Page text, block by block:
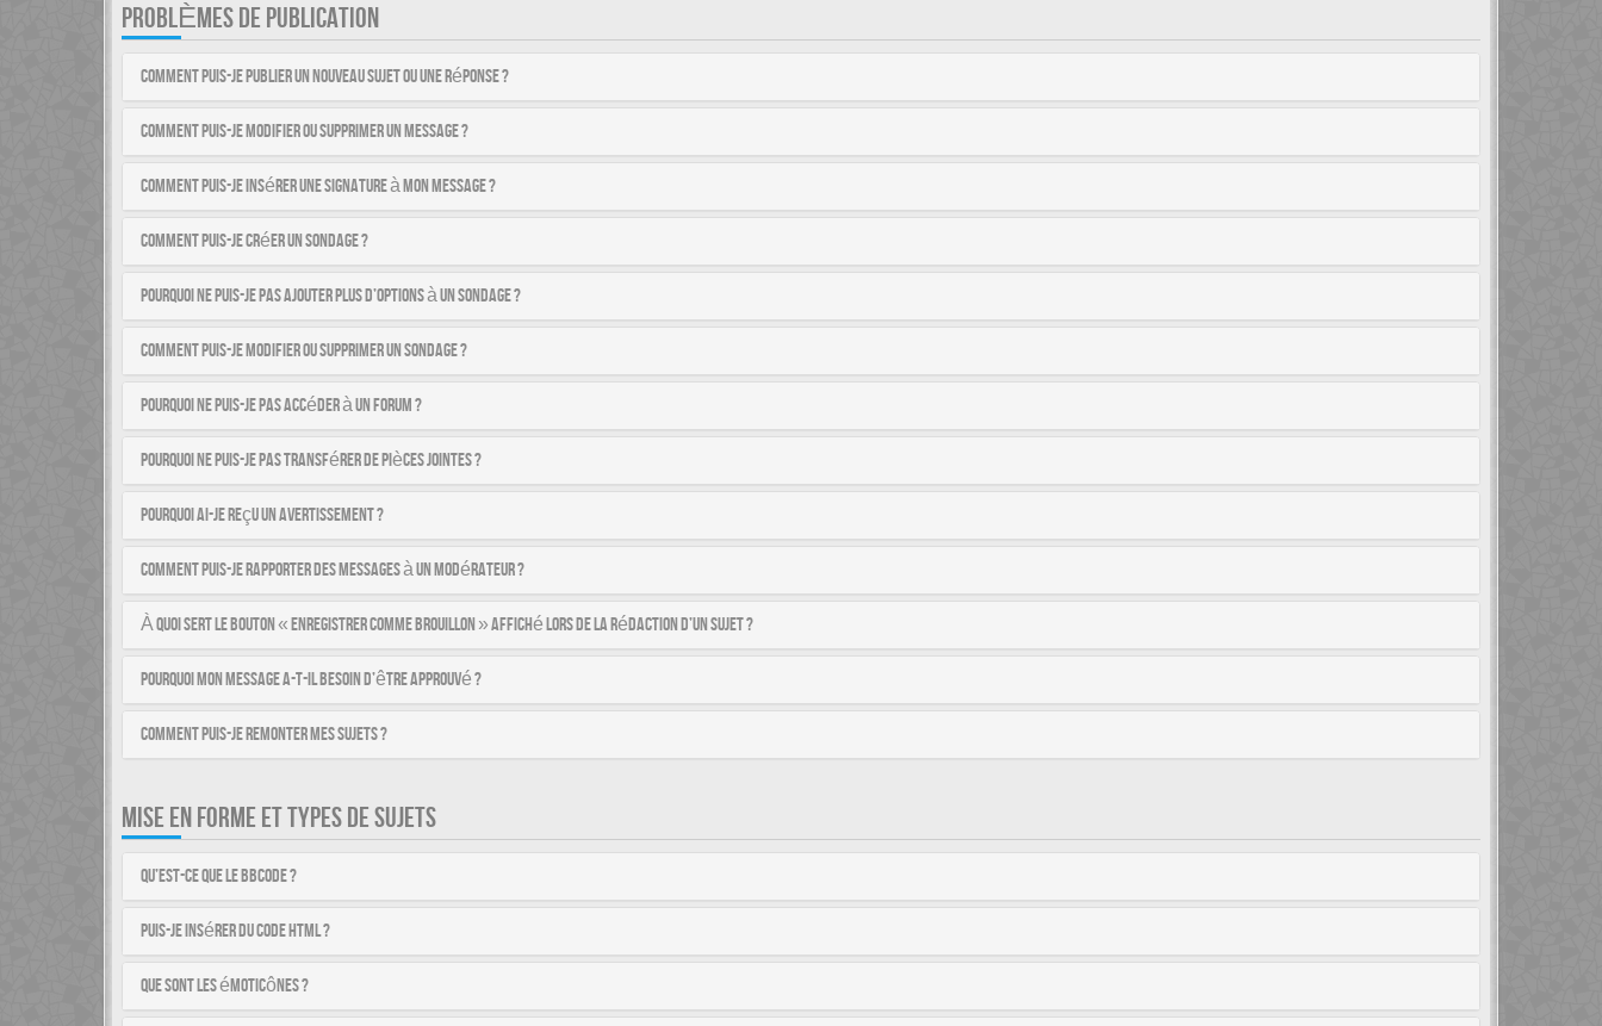
PROBLÈMES DE PUBLICATION
Comment puis-je publier un nouveau sujet ou une réponse ?
Comment puis-je modifier ou supprimer un message ?
Comment puis-je insérer une signature à mon message ?
Comment puis-je créer un sondage ?
Pourquoi ne puis-je pas ajouter plus d’options à un sondage ?
Comment puis-je modifier ou supprimer un sondage ?
Pourquoi ne puis-je pas accéder à un forum ?
Pourquoi ne puis-je pas transférer de pièces jointes ?
Pourquoi ai-je reçu un avertissement ?
Comment puis-je rapporter des messages à un modérateur ?
À quoi sert le bouton « Enregistrer comme brouillon » affiché lors de la rédaction d’un sujet ?
Pourquoi mon message a-t-il besoin d’être approuvé ?
Comment puis-je remonter mes sujets ?
MISE EN FORME ET TYPES DE SUJETS
Qu’est-ce que le BBCode ?
Puis-je insérer du code HTML ?
Que sont les émoticônes ?